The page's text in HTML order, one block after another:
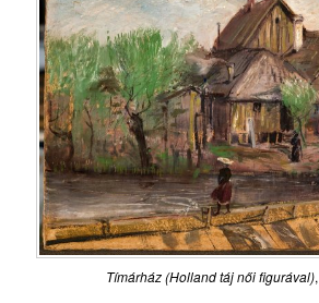
Tímárház (Holland táj női figurával)